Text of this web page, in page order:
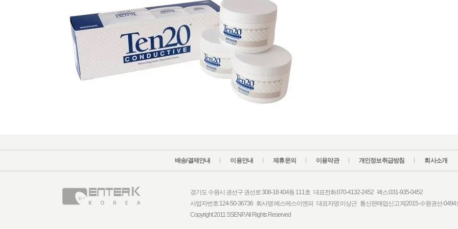
배송/결제안내 이용안내 제휴문의 이용약관 개인정보취급방침 회사소개
경기도 수원시 권선구 권선로 308-18 404동 111호 대표전화:070-4132-2452 팩스:031-935-0452
사업자번호:124-50-36736 회사명:에스에스이엔피 대표자명:이상근 통신판매업신고:제2015-수원권선-0494
Copyright 2011 SSENP. All Rights Reserved